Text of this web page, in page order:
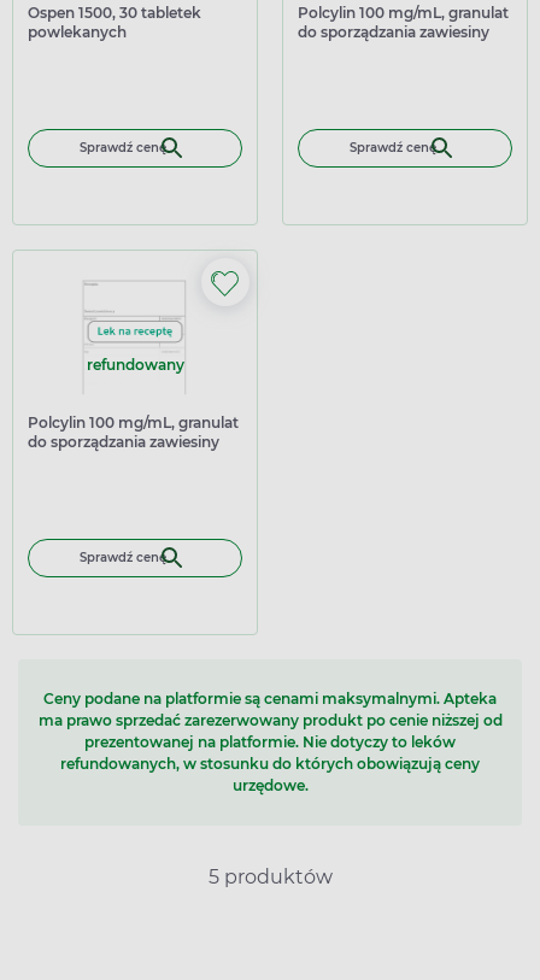
Ospen 1500, 30 tabletek
powlekanych
Sprawdź cenę
Polcylin 100 mg/mL, granulat
do sporządzania zawiesiny
Sprawdź cenę
refundowany
Polcylin 100 mg/mL, granulat
do sporządzania zawiesiny
Sprawdź cenę
Ceny podane na platformie są cenami maksymalnymi. Apteka
ma prawo sprzedać zarezerwowany produkt po cenie niższej od
prezentowanej na platformie. Nie dotyczy to leków
refundowanych, w stosunku do których obowiązują ceny
urzędowe.
5 produktów